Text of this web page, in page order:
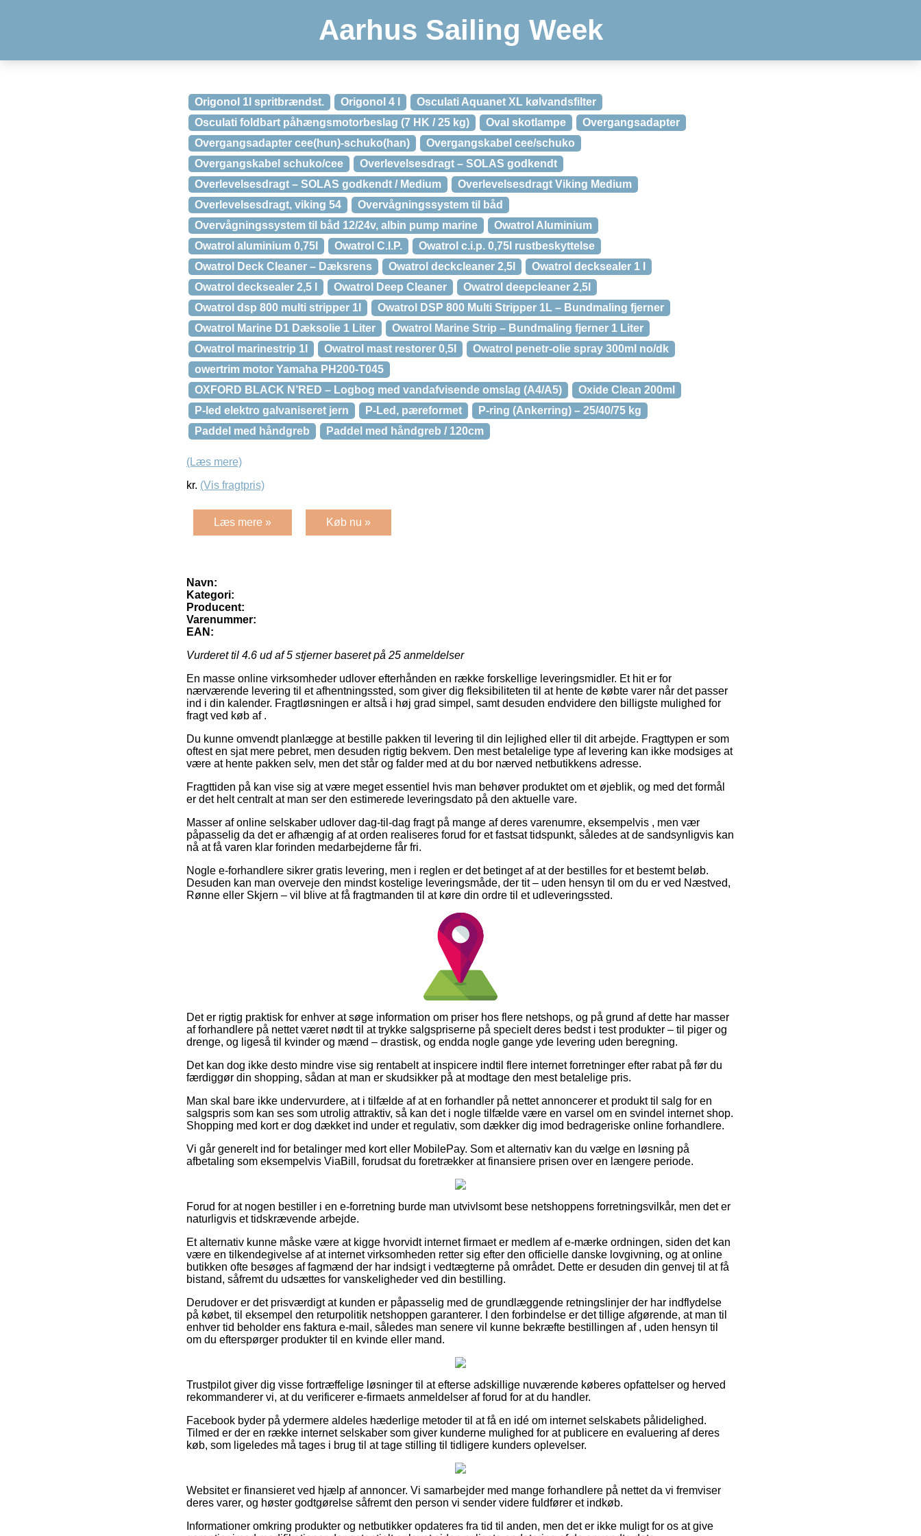
Aarhus Sailing Week
Origonol 1l spritbrændst. Origonol 4 l
Osculati Aquanet XL kølvandsfilter
Osculati foldbart påhængsmotorbeslag (7 HK / 25 kg)
Oval skotlampe
Overgangsadapter
Overgangsadapter cee(hun)-schuko(han)
Overgangskabel cee/schuko
Overgangskabel schuko/cee
Overlevelsesdragt – SOLAS godkendt
Overlevelsesdragt – SOLAS godkendt / Medium
Overlevelsesdragt Viking Medium
Overlevelsesdragt, viking 54
Overvågningssystem til båd
Overvågningssystem til båd 12/24v, albin pump marine
Owatrol Aluminium
Owatrol aluminium 0,75l
Owatrol C.I.P.
Owatrol c.i.p. 0,75l rustbeskyttelse
Owatrol Deck Cleaner – Dæksrens
Owatrol deckcleaner 2,5l
Owatrol decksealer 1 l
Owatrol decksealer 2,5 l
Owatrol Deep Cleaner
Owatrol deepcleaner 2,5l
Owatrol dsp 800 multi stripper 1l
Owatrol DSP 800 Multi Stripper 1L – Bundmaling fjerner
Owatrol Marine D1 Dæksolie 1 Liter
Owatrol Marine Strip – Bundmaling fjerner 1 Liter
Owatrol marinestrip 1l
Owatrol mast restorer 0,5l
Owatrol penetr-olie spray 300ml no/dk
owertrim motor Yamaha PH200-T045
OXFORD BLACK N’RED – Logbog med vandafvisende omslag (A4/A5)
Oxide Clean 200ml
P-led elektro galvaniseret jern
P-Led, pæreformet
P-ring (Ankerring) – 25/40/75 kg
Paddel med håndgreb
Paddel med håndgreb / 120cm
(Læs mere)
kr. (Vis fragtpris)
Læs mere » Køb nu »
Navn:
Kategori:
Producent:
Varenummer:
EAN:
Vurderet til 4.6 ud af 5 stjerner baseret på 25 anmeldelser
En masse online virksomheder udlover efterhånden en række forskellige leveringsmidler. Et hit er for
nærværende levering til et afhentningssted, som giver dig fleksibiliteten til at hente de købte varer når det passer
ind i din kalender. Fragtløsningen er altså i høj grad simpel, samt desuden endvidere den billigste mulighed for
fragt ved køb af .
Du kunne omvendt planlægge at bestille pakken til levering til din lejlighed eller til dit arbejde. Fragttypen er som
oftest en sjat mere pebret, men desuden rigtig bekvem. Den mest betalelige type af levering kan ikke modsiges at
være at hente pakken selv, men det står og falder med at du bor nærved netbutikkens adresse.
Fragttiden på kan vise sig at være meget essentiel hvis man behøver produktet om et øjeblik, og med det formål
er det helt centralt at man ser den estimerede leveringsdato på den aktuelle vare.
Masser af online selskaber udlover dag-til-dag fragt på mange af deres varenumre, eksempelvis , men vær
påpasselig da det er afhængig af at orden realiseres forud for et fastsat tidspunkt, således at de sandsynligvis kan
nå at få varen klar forinden medarbejderne får fri.
Nogle e-forhandlere sikrer gratis levering, men i reglen er det betinget af at der bestilles for et bestemt beløb.
Desuden kan man overveje den mindst kostelige leveringsmåde, der tit – uden hensyn til om du er ved Næstved,
Rønne eller Skjern – vil blive at få fragtmanden til at køre din ordre til et udleveringssted.
Det er rigtig praktisk for enhver at søge information om priser hos flere netshops, og på grund af dette har masser
af forhandlere på nettet været nødt til at trykke salgspriserne på specielt deres bedst i test produkter – til piger og
drenge, og ligeså til kvinder og mænd – drastisk, og endda nogle gange yde levering uden beregning.
Det kan dog ikke desto mindre vise sig rentabelt at inspicere indtil flere internet forretninger efter rabat på før du
færdiggør din shopping, sådan at man er skudsikker på at modtage den mest betalelige pris.
Man skal bare ikke undervurdere, at i tilfælde af at en forhandler på nettet annoncerer et produkt til salg for en
salgspris som kan ses som utrolig attraktiv, så kan det i nogle tilfælde være en varsel om en svindel internet shop.
Shopping med kort er dog dækket ind under et regulativ, som dækker dig imod bedrageriske online forhandlere.
Vi går generelt ind for betalinger med kort eller MobilePay. Som et alternativ kan du vælge en løsning på
afbetaling som eksempelvis ViaBill, forudsat du foretrækker at finansiere prisen over en længere periode.
Forud for at nogen bestiller i en e-forretning burde man utvivlsomt bese netshoppens forretningsvilkår, men det er
naturligvis et tidskrævende arbejde.
Et alternativ kunne måske være at kigge hvorvidt internet firmaet er medlem af e-mærke ordningen, siden det kan
være en tilkendegivelse af at internet virksomheden retter sig efter den officielle danske lovgivning, og at online
butikken ofte besøges af fagmænd der har indsigt i vedtægterne på området. Dette er desuden din genvej til at få
bistand, såfremt du udsættes for vanskeligheder ved din bestilling.
Derudover er det prisværdigt at kunden er påpasselig med de grundlæggende retningslinjer der har indflydelse
på købet, til eksempel den returpolitik netshoppen garanterer. I den forbindelse er det tillige afgørende, at man til
enhver tid beholder ens faktura e-mail, således man senere vil kunne bekræfte bestillingen af , uden hensyn til
om du efterspørger produkter til en kvinde eller mand.
Trustpilot giver dig visse fortræffelige løsninger til at efterse adskillige nuværende køberes opfattelser og herved
rekommanderer vi, at du verificerer e-firmaets anmeldelser af forud for at du handler.
Facebook byder på ydermere aldeles hæderlige metoder til at få en idé om internet selskabets pålidelighed.
Tilmed er der en række internet selskaber som giver kunderne mulighed for at publicere en evaluering af deres
køb, som ligeledes må tages i brug til at tage stilling til tidligere kunders oplevelser.
Websitet er finansieret ved hjælp af annoncer. Vi samarbejder med mange forhandlere på nettet da vi fremviser
deres varer, og høster godtgørelse såfremt den person vi sender videre fuldfører et indkøb.
Informationer omkring produkter og netbutikker opdateres fra tid til anden, men det er ikke muligt for os at give